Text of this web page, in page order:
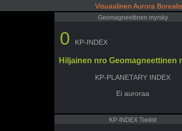
Visuaalinen Aurora
Geomagneettinen myrsky
0 KP-INDEX
Hiljainen nro Geomagneettinen
KP-PLANETARY INDEX
Ei auroraa
KP-INDEX Tiedot